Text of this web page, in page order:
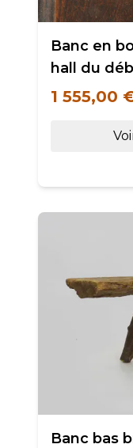
Banc en
hall du
1 555,00
Banc bas